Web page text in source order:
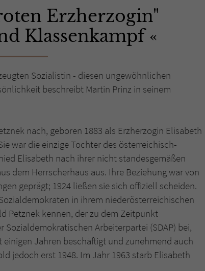
Erzherzogin"
Klassenkampf
Sozialistin - diesen ungewöhnlichen
beschreibt Martin Prinz in seinem
nach, geboren 1883 als Erzherzogin Elisabeth
war die einzige Tochter des österreichisch-
Elisabeth nach ihrer nicht standesgemäßen
dem Herrscherhaus aus. Ihre Beziehung war von
geprägt; 1924 ließen sie sich offiziell scheiden.
in ihrem niederösterreichischen
Petznek kennen, der zu dem Zeitpunkt
Arbeiterpartei (SDAP) bei,
Jahren beschäftigt und zunehmend auch
jedoch erst 1948. Im Jahr 1963 starb Elisabeth
tx_pwcomments_ahash
Literatur-Couch Medien GmbH & Co. KG
1 Jahr
Cookie für Kommentare einzelner Buchtitel
fe_typo_user
Literatur-Couch Medien GmbH & Co. KG
Session
Dieses Cookie gewährleistet die Kommunikation der
Webseite mit dem Benutzer. Es wird benötigt um z. B.
den Sicherheitscode des Kontaktformulars zu
überprüfen.